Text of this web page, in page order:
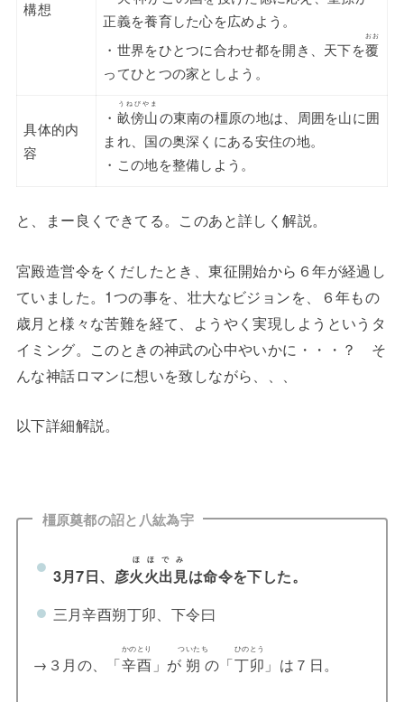
構想
正義を養育した心を広めよう。
・世界をひとつに合わせ都を開き、天下を覆
おお
ってひとつの家としよう。
具体的内
容
・ 畝傍山
うねびやま
の東南の橿原の地は、周囲を山に囲
まれ、国の奥深くにある安住の地。
・この地を整備しよう。
と、まー良くできてる。このあと詳しく解説。
宮殿造営令をくだしたとき、東征開始から６年が経過し
ていました。1つの事を、壮大なビジョンを、６年もの
歳月と様々な苦難を経て、ようやく実現しようというタ
イミング。このときの神武の心中やいかに・・・？ そ
んな神話ロマンに想いを致しながら、、、
以下詳細解説。
橿原奠都の詔と八紘為宇
3月7日、彦火火出見
ほほでみ
は命令を下した。
三月辛酉朔丁卯、下令曰
→３月の、「辛酉
かのとり
」が 朔
ついたち
の「丁卯
ひのとう
」は７日。